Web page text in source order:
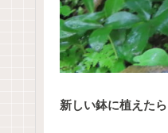
新しい鉢に植えた